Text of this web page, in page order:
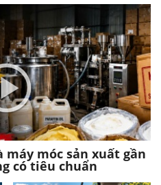
máy móc sản xuất gần
có tiêu chuẩn